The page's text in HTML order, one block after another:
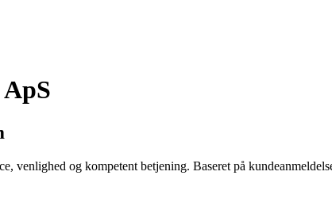
og kompetent betjening. Baseret på